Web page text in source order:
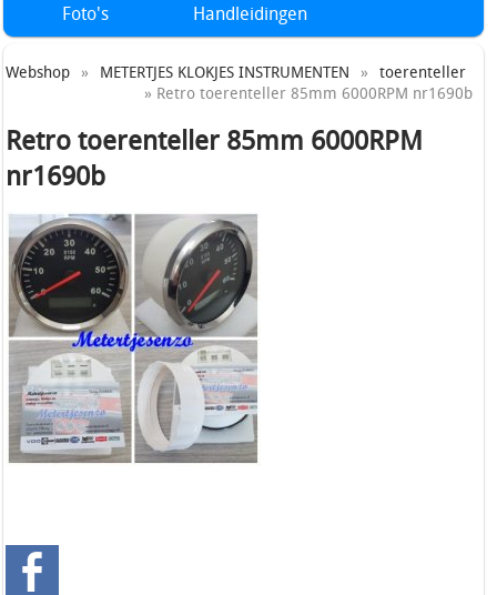
Foto's
Handleidingen
Webshop » METERTJES KLOKJES INSTRUMENTEN » toerenteller
» Retro toerenteller 85mm 6000RPM nr1690b
Retro toerenteller 85mm 6000RPM
nr1690b